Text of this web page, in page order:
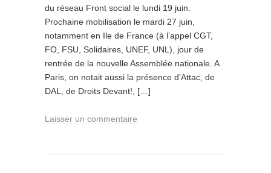
du réseau Front social le lundi 19 juin.
Prochaine mobilisation le mardi 27 juin,
notamment en Ile de France (à l’appel CGT,
FO, FSU, Solidaires, UNEF, UNL), jour de
rentrée de la nouvelle Assemblée nationale. A
Paris, on notait aussi la présence d’Attac, de
DAL, de Droits Devant!, […]
Laisser un commentaire